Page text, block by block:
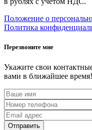
Положение о
Политика
Перезвоните мне
Укажите свои
вами в ближайшее время!
Отправить